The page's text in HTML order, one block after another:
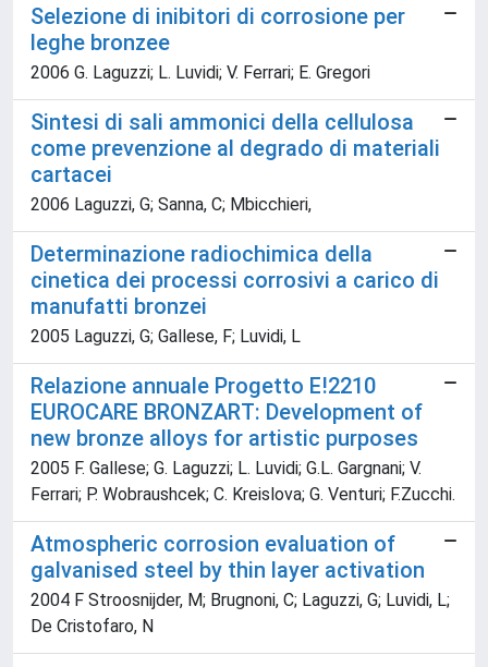
Selezione di inibitori di corrosione per
leghe bronzee
2006 G. Laguzzi; L. Luvidi; V. Ferrari; E. Gregori
Sintesi di sali ammonici della cellulosa
come prevenzione al degrado di materiali
cartacei
2006 Laguzzi, G; Sanna, C; Mbicchieri,
Determinazione radiochimica della
cinetica dei processi corrosivi a carico di
manufatti bronzei
2005 Laguzzi, G; Gallese, F; Luvidi, L
Relazione annuale Progetto E!2210
EUROCARE BRONZART: Development of
new bronze alloys for artistic purposes
2005 F. Gallese; G. Laguzzi; L. Luvidi; G.L. Gargnani; V.
Ferrari; P. Wobraushcek; C. Kreislova; G. Venturi; F.Zucchi.
Atmospheric corrosion evaluation of
galvanised steel by thin layer activation
2004 F Stroosnijder, M; Brugnoni, C; Laguzzi, G; Luvidi, L;
De Cristofaro, N